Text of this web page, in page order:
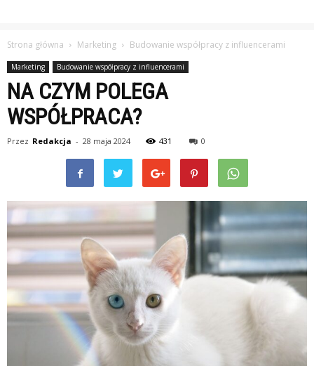
Strona główna Marketing Budowanie współpracy z influencerami
Marketing Budowanie współpracy z influencerami
NA CZYM POLEGA
WSPÓŁPRACA?
Przez Redakcja - 28 maja 2024 431 0